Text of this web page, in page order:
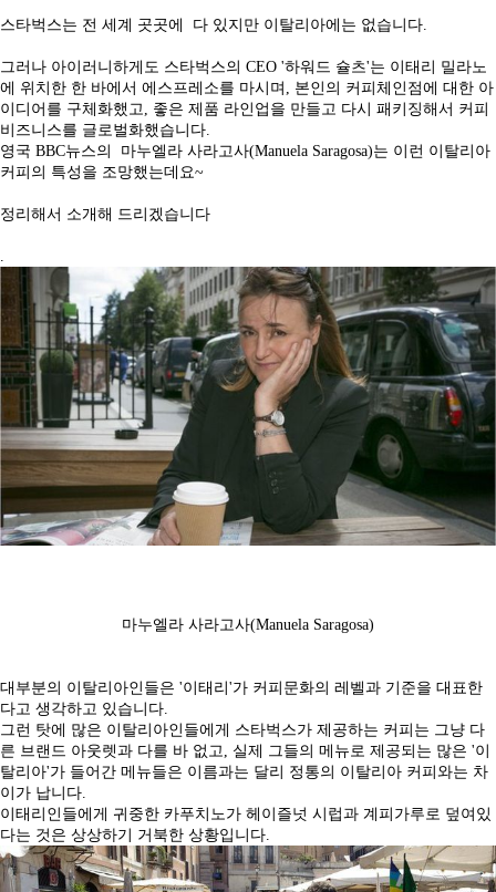
스타벅스는 전 세계 곳곳에 다 있지만 이탈리아에는 없습니다.
그러나 아이러니하게도 스타벅스의 CEO '하워드 슐츠'는 이태리 밀라노
에 위치한 한 바에서 에스프레소를 마시며, 본인의 커피체인점에 대한 아
이디어를 구체화했고, 좋은 제품 라인업을 만들고 다시 패키징해서 커피
비즈니스를 글로벌화했습니다.
영국 BBC뉴스의
마누엘라 사라고사(Manuela Saragosa)는 이런 이탈리아
커피의 특성을 조망했는데요~
정리해서 소개해 드리겠습니다
.
마누엘라 사라고사(Manuela Saragosa)
대부분의 이탈리아인들은 '이태리'가 커피문화의 레벨과 기준을 대표한
다고 생각하고 있습니다.
그런 탓에 많은 이탈리아인들에게 스타벅스가 제공하는 커피는 그냥 다
른 브랜드 아웃렛과 다를 바 없고, 실제 그들의 메뉴로 제공되는 많은 '이
탈리아'가 들어간 메뉴들은 이름과는 달리 정통의 이탈리아 커피와는 차
이가 납니다.
이태리인들에게 귀중한 카푸치노가 헤이즐넛 시럽과 계피가루로 덮여있
다는 것은 상상하기 거북한 상황입니다.